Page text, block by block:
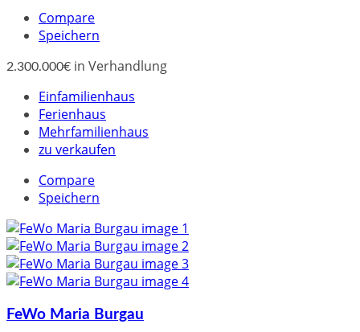
Compare
Speichern
2.300.000€ in Verhandlung
Einfamilienhaus
Ferienhaus
Mehrfamilienhaus
zu verkaufen
Compare
Speichern
FeWo Maria Burgau